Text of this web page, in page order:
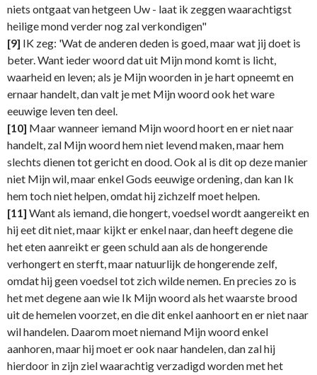
niets ontgaat van hetgeen Uw - laat ik zeggen waarachtigst
heilige mond verder nog zal verkondigen"
[9] IK zeg: 'Wat de anderen deden is goed, maar wat jij doet is
beter. Want ieder woord dat uit Mijn mond komt is licht,
waarheid en leven; als je Mijn woorden in je hart opneemt en
ernaar handelt, dan valt je met Mijn woord ook het ware
eeuwige leven ten deel.
[10] Maar wanneer iemand Mijn woord hoort en er niet naar
handelt, zal Mijn woord hem niet levend maken, maar hem
slechts dienen tot gericht en dood. Ook al is dit op deze manier
niet Mijn wil, maar enkel Gods eeuwige ordening, dan kan Ik
hem toch niet helpen, omdat hij zichzelf moet helpen.
[11] Want als iemand, die hongert, voedsel wordt aangereikt en
hij eet dit niet, maar kijkt er enkel naar, dan heeft degene die
het eten aanreikt er geen schuld aan als de hongerende
verhongert en sterft, maar natuurlijk de hongerende zelf,
omdat hij geen voedsel tot zich wilde nemen. En precies zo is
het met degene aan wie Ik Mijn woord als het waarste brood
uit de hemelen voorzet, en die dit enkel aanhoort en er niet naar
wil handelen. Daarom moet niemand Mijn woord enkel
aanhoren, maar hij moet er ook naar handelen, dan zal hij
hierdoor in zijn ziel waarachtig verzadigd worden met het